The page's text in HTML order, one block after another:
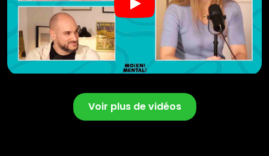
Play
Voir plus de vidéos